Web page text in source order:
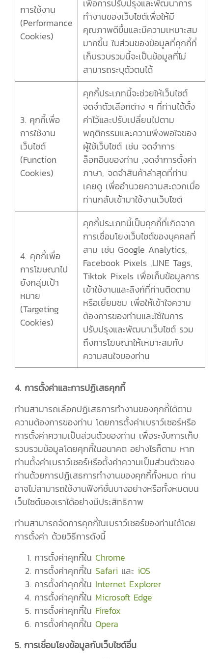
การใช้งาน
(Performance
Cookies)
เพื่อการปรับปรุงและพัฒนาการ
ทำงานของเว็บไซต์เพื่อให้มี
คุณภาพดีขึ้นและมีความเหมาะสม
มากขึ้น ในส่วนของข้อมูลที่คุกกี้ที่
เก็บรวบรวมนี้จะเป็นข้อมูลที่ไม่
สามารถระบุตัวตนได้
3. คุกกี้เพื่อ
การใช้งาน
เว็บไซต์
(Function
Cookies)
คุกกี้ประเภทนี้จะช่วยให้เว็บไซต์
จดจำตัวเลือกต่าง ๆ ที่ท่านได้ตั้ง
ค่าไว้และปรับเปลี่ยนไปตาม
พฤติกรรมและความพึงพอใจของ
ผู้ใช้เว็บไซต์ เช่น จดจำการ
ล็อกอินของท่าน ,จดจำการตั้งค่า
ภาษา, จดจำสินค้าล่าสุดที่ท่าน
เคยดู เพื่ออำนวยความสะดวกเมื่อ
ท่านกลับเข้ามาใช้งานเว็บไซต์
4. คุกกี้เพื่อ
การโฆษณาไป
ยังกลุ่มเป้า
หมาย
(Targeting
Cookies)
คุกกี้ประเภทนี้เป็นคุกกี้ที่เกิดจาก
การเชื่อมโยงเว็บไซต์ของบุคคลที่
สาม เช่น Google Analytics,
Facebook Pixels ,LINE Tags,
Tiktok Pixels เพื่อเก็บข้อมูลการ
เข้าใช้งานและลิงก์ที่ท่านติดตาม
หรือเยี่ยมชม เพื่อให้เข้าใจความ
ต้องการของท่านและใช้ในการ
ปรับปรุงและพัฒนาเว็บไซต์ รวม
ถึงการโฆษณาให้เหมาะสมกับ
ความสนใจของท่าน
4. การตั้งค่าและการปฏิเสธคุกกี้
ท่านสามารถเลือกปฏิเสธการทำงานของคุกกี้ได้ตาม
ความต้องการของท่าน โดยการตั้งค่าเบราว์เซอร์หรือ
การตั้งค่าความเป็นส่วนตัวของท่าน เพื่อระงับการเก็บ
รวบรวมข้อมูลโดยคุกกี้ในอนาคต อย่างไรก็ตาม หาก
ท่านตั้งค่าเบราว์เซอร์หรือตั้งค่าความเป็นส่วนตัวของ
ท่านด้วยการปฏิเสธการทำงานของคุกกี้ทั้งหมด ท่าน
อาจไม่สามารถใช้งานฟังก์ชั่นบางอย่างหรือทั้งหมดบน
เว็บไซต์ของเราได้อย่างมีประสิทธิภาพ
ท่านสามารถจัดการคุกกี้ในเบราว์เซอร์ของท่านได้โดย
การตั้งค่า ด้วยวิธีการดังนี้
การตั้งค่าคุกกี้ใน Chrome
การตั้งค่าคุกกี้ใน Safari และ iOS
การตั้งค่าคุกกี้ใน Internet Explorer
การตั้งค่าคุกกี้ใน Microsoft Edge
การตั้งค่าคุกกี้ใน Firefox
การตั้งค่าคุกกี้ใน Opera
5. การเชื่อมโยงข้อมูลกับเว็บไซต์อื่น